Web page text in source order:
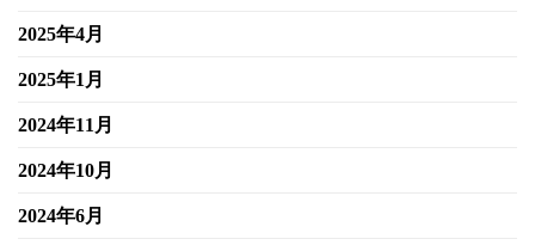
2025年4月
2025年1月
2024年11月
2024年10月
2024年6月